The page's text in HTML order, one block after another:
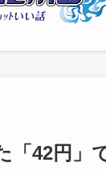
「42円